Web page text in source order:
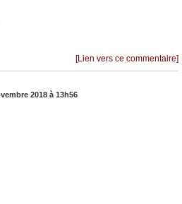
[Lien vers ce commentaire]
2018 à 13h56